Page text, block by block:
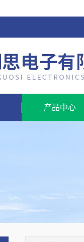
产品中心